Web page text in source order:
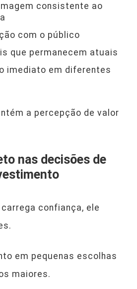
consistente ao
com o público
que permanecem atuais
imediato em diferentes
a percepção de valor
nas decisões de
confiança, ele
em pequenas escolhas
maiores.